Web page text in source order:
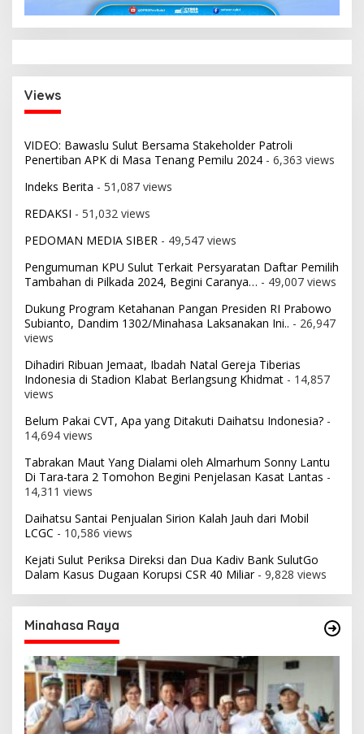
Views
VIDEO: Bawaslu Sulut Bersama Stakeholder Patroli
Penertiban APK di Masa Tenang Pemilu 2024 - 6,363 views
Indeks Berita - 51,087 views
REDAKSI - 51,032 views
PEDOMAN MEDIA SIBER - 49,547 views
Pengumuman KPU Sulut Terkait Persyaratan Daftar Pemilih
Tambahan di Pilkada 2024, Begini Caranya… - 49,007 views
Dukung Program Ketahanan Pangan Presiden RI Prabowo
Subianto, Dandim 1302/Minahasa Laksanakan Ini.. - 26,947
views
Dihadiri Ribuan Jemaat, Ibadah Natal Gereja Tiberias
Indonesia di Stadion Klabat Berlangsung Khidmat - 14,857
views
Belum Pakai CVT, Apa yang Ditakuti Daihatsu Indonesia? -
14,694 views
Tabrakan Maut Yang Dialami oleh Almarhum Sonny Lantu
Di Tara-tara 2 Tomohon Begini Penjelasan Kasat Lantas -
14,311 views
Daihatsu Santai Penjualan Sirion Kalah Jauh dari Mobil
LCGC - 10,586 views
Kejati Sulut Periksa Direksi dan Dua Kadiv Bank SulutGo
Dalam Kasus Dugaan Korupsi CSR 40 Miliar- 9,828 views
Minahasa Raya